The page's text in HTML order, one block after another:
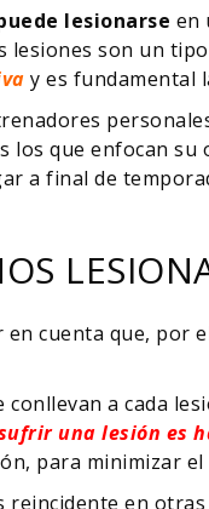
lesionarse en
lesiones son un
y es fundamental
los que enfocan
a final de
cuenta que, por
conllevan a cada
una lesión es
para minimizar el
en